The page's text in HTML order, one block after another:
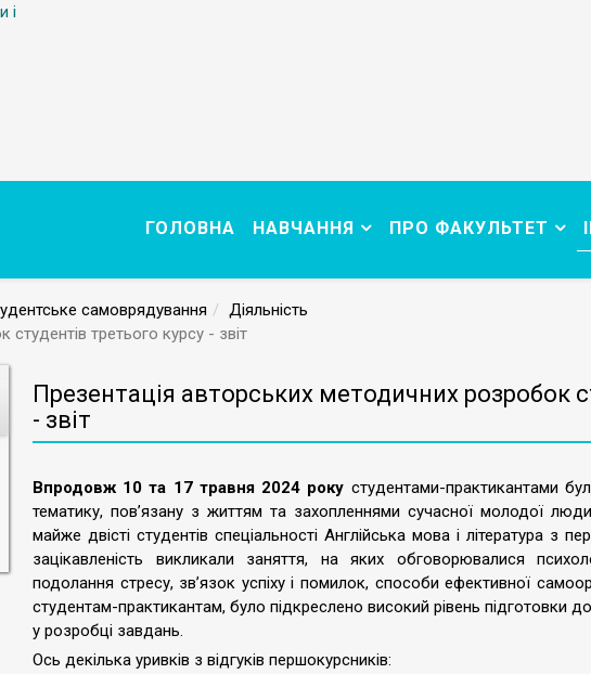
і
ГОЛОВНА НАВЧАННЯ ПРО ФАКУЛЬТЕТ
самоврядування
Діяльність
третього курсу - звіт
Презентація авторських методичних розробок
- звіт
Впродовж 10 та 17 травня 2024 року студентами-практикантами
тематику, пов’язану з життям та захопленнями сучасної молодої
майже двісті студентів спеціальності Англійська мова і література з
зацікавленість викликали заняття, на яких обговорювалися
подолання стресу, зв’язок успіху і помилок, способи ефективної
студентам-практикантам, було підкреслено високий рівень підготовки
у розробці завдань.
Ось декілька уривків з відгуків першокурсників: